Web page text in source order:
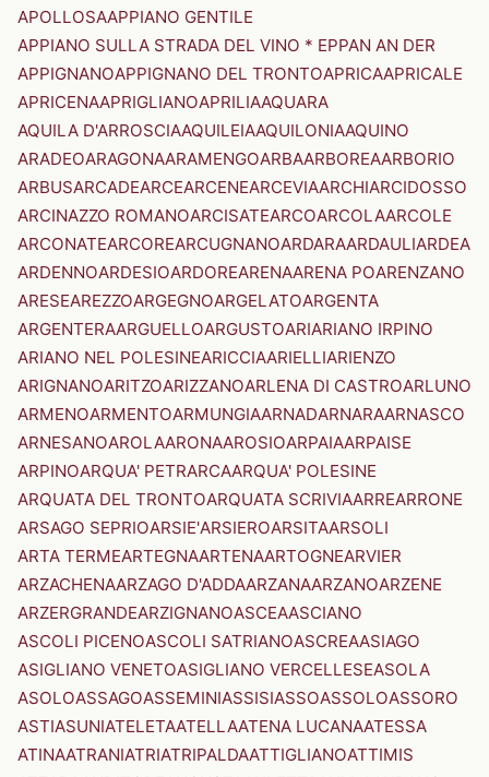
APOLLOSAAPPIANO GENTILE
APPIANO SULLA STRADA DEL VINO * EPPAN AN DER
APPIGNANOAPPIGNANO DEL TRONTOAPRICAAPRICALE
APRICENAAPRIGLIANOAPRILIAAQUARA
AQUILA D'ARROSCIAAQUILEIAAQUILONIAAQUINO
ARADEOARAGONAARAMENGOARBAARBOREAARBORIO
ARBUSARCADEARCEARCENEARCEVIAARCHIARCIDOSSO
ARCINAZZO ROMANOARCISATEARCOARCOLAARCOLE
ARCONATEARCOREARCUGNANOARDARAARDAULIARDEA
ARDENNOARDESIOARDOREARENAARENA POARENZANO
ARESEAREZZOARGEGNOARGELATOARGENTA
ARGENTERAARGUELLOARGUSTOARIARIANO IRPINO
ARIANO NEL POLESINEARICCIAARIELLIARIENZO
ARIGNANOARITZOARIZZANOARLENA DI CASTROARLUNO
ARMENOARMENTOARMUNGIAARNADARNARAARNASCO
ARNESANOAROLAARONAAROSIOARPAIAARPAISE
ARPINOARQUA' PETRARCAARQUA' POLESINE
ARQUATA DEL TRONTOARQUATA SCRIVIAARREARRONE
ARSAGO SEPRIOARSIE'ARSIEROARSITAARSOLI
ARTA TERMEARTEGNAARTENAARTOGNEARVIER
ARZACHENAARZAGO D'ADDAARZANAARZANOARZENE
ARZERGRANDEARZIGNANOASCEAASCIANO
ASCOLI PICENOASCOLI SATRIANOASCREAASIAGO
ASIGLIANO VENETOASIGLIANO VERCELLESEASOLA
ASOLOASSAGOASSEMINIASSISIASSOASSOLOASSORO
ASTIASUNIATELETAATELLAATENA LUCANAATESSA
ATINAATRANIATRIATRIPALDAATTIGLIANOATTIMIS